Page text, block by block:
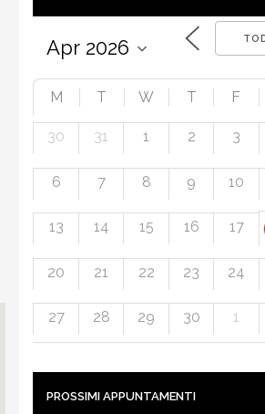
M T W T F
30 31 1 2 3
6 7 8 9 10
13 14 15 16 17
20 21 22 23 24
27 28 29 30 1
PROSSIMI APPUNTAMENTI